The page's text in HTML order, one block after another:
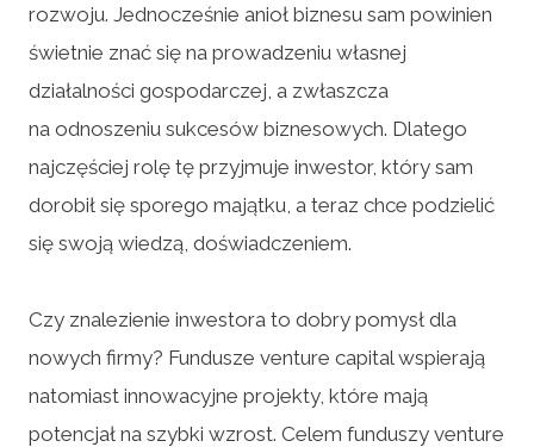
rozwoju. Jednocześnie anioł biznesu sam powinien
świetnie znać się na prowadzeniu własnej
działalności gospodarczej, a zwłaszcza
na odnoszeniu sukcesów biznesowych. Dlatego
najczęściej rolę tę przyjmuje inwestor, który sam
dorobił się sporego majątku, a teraz chce podzielić
się swoją wiedzą, doświadczeniem.
Czy znalezienie inwestora to dobry pomysł dla
nowych firmy? Fundusze venture capital wspierają
natomiast innowacyjne projekty, które mają
potencjał na szybki wzrost. Celem funduszy venture